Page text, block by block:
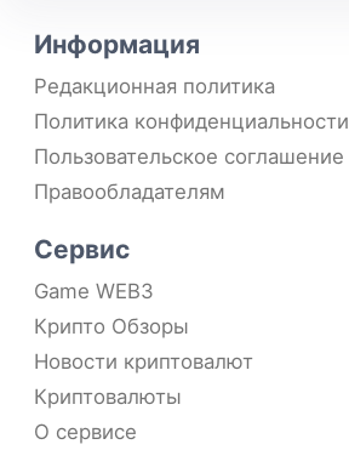
Информация
Редакционная политика
Политика конфиденциальности
Пользовательское соглашение
Правообладателям
Сервис
Game WEB3
Крипто Обзоры
Новости криптовалют
Криптовалюты
О сервисе